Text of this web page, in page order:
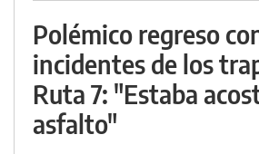
Polémico regreso
incidentes de los
Ruta 7: "Estaba
asfalto"